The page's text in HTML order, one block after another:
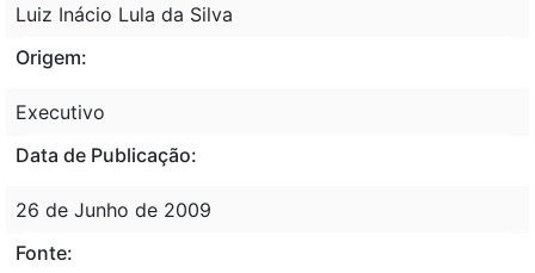
Luiz Inácio Lula da Silva
Origem:
Executivo
Data de Publicação:
26 de Junho de 2009
Fonte: